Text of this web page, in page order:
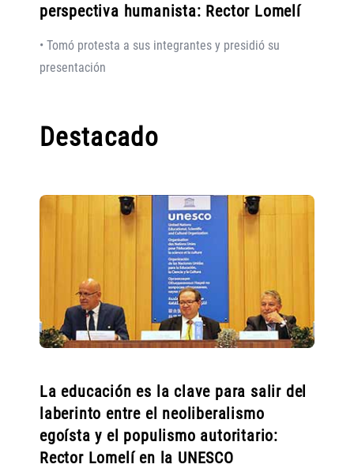
perspectiva humanista: Rector Lomelí
• Tomó protesta a sus integrantes y presidió su
presentación
Destacado
La educación es la clave para salir del
laberinto entre el neoliberalismo
egoísta y el populismo autoritario:
Rector Lomelí en la UNESCO